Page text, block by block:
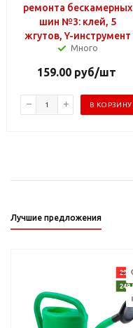
ремонта бескамерных
шин №3: клей, 5
жгутов, Y-инструмент
Много
159.00руб/шт
В КОРЗИНУ
Лучшие предложения